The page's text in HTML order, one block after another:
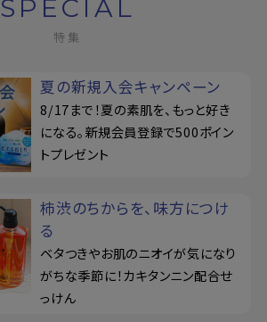
SPECIAL
特集
夏の新規入会キャンペーン
8/17まで！夏の素肌を、もっと好き
になる。新規会員登録で500ポイン
トプレゼント
柿渋のちからを、味方につけ
る
ベタつきやお肌のニオイが気になり
がちな季節に！カキタンニン配合せ
っけん